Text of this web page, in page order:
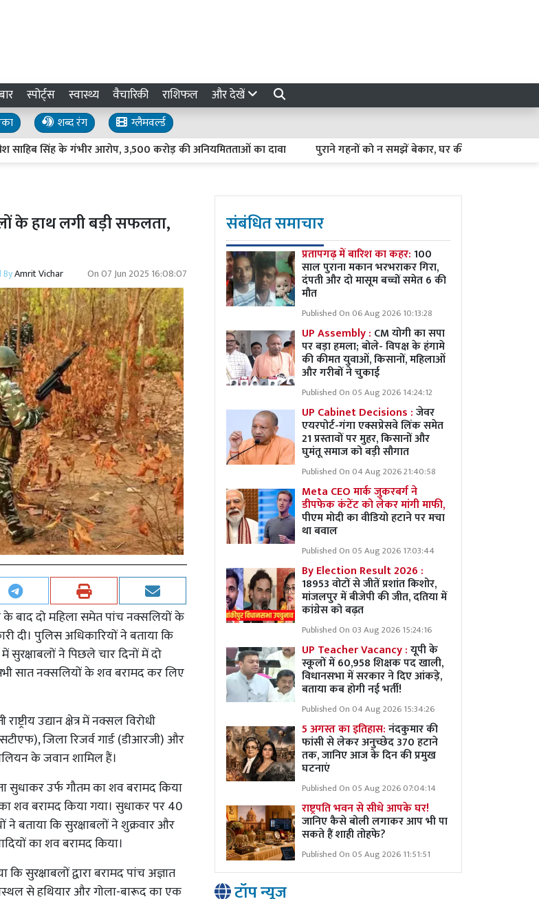
स्पोर्ट्स स्वास्थ्य वैचारिकी राशिफल और देखें
शब्द रंग
ग्लैमवर्ल्ड
सिंह के गंभीर आरोप, 3,500 करोड़ की अनियमितताओं का दावा पुराने गहनों को न समझें बेकार, घर की सजावट में ऐसे दें नया
के हाथ लगी बड़ी सफलता,
Amrit Vichar On07 Jun 2025 16:08:07
बाद दो महिला समेत पांच नक्सलियों के
दी। पुलिस अधिकारियों ने बताया कि
में सुरक्षाबलों ने पिछले चार दिनों में दो
सात नक्सलियों के शव बरामद कर लिए
उद्यान क्षेत्र में नक्सल विरोधी
जिला रिजर्व गार्ड (डीआरजी) और
के जवान शामिल हैं।
सुधाकर उर्फ गौतम का शव बरामद किया
शव बरामद किया गया। सुधाकर पर 40
बताया कि सुरक्षाबलों ने शुक्रवार और
का शव बरामद किया।
सुरक्षाबलों द्वारा बरामद पांच अज्ञात
से हथियार और गोला-बारूद का एक
संबंधित समाचार
प्रतापगढ़ में बारिश का कहर:100
साल पुराना मकान भरभराकर गिरा,
दंपती और दो मासूम बच्चों समेत 6 की
मौत
Published On 06 Aug 2026 10:13:28
UP Assembly : CM योगी का सपा
पर बड़ा हमला; बोले- विपक्ष के हंगामे
की कीमत युवाओं, किसानों, महिलाओं
और गरीबों ने चुकाई
Published On 05 Aug 2026 14:24:12
UP Cabinet Decisions :जेवर
एयरपोर्ट-गंगा एक्सप्रेसवे लिंक समेत
21 प्रस्तावों पर मुहर, किसानों और
घुमंतू समाज को बड़ी सौगात
Published On 04 Aug 2026 21:40:58
Meta CEO मार्क जुकरबर्ग ने
डीपफेक कंटेंट को लेकर मांगी माफी,
पीएम मोदी का वीडियो हटाने पर मचा
था बवाल
Published On 05 Aug 2026 17:03:44
By Election Result 2026 :
18953 वोटों से जीतें प्रशांत किशोर,
मांजलपुर में बीजेपी की जीत, दतिया में
कांग्रेस को बढ़त
Published On 03 Aug 2026 15:24:16
UP Teacher Vacancy :यूपी के
स्कूलों में 60,958 शिक्षक पद खाली,
विधानसभा में सरकार ने दिए आंकड़े,
बताया कब होगी नई भर्ती!
Published On 04 Aug 2026 15:34:26
5 अगस्त का इतिहास:नंदकुमार की
फांसी से लेकर अनुच्छेद 370 हटाने
तक, जानिए आज के दिन की प्रमुख
घटनाएं
Published On 05 Aug 2026 07:04:14
राष्ट्रपति भवन से सीधे आपके घर!
जानिए कैसे बोली लगाकर आप भी पा
सकते हैं शाही तोहफे?
Published On 05 Aug 2026 11:51:51
टॉप न्यूज